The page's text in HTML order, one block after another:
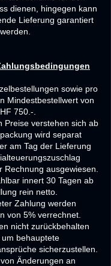
dienen, hingegen kann
Lieferung garantiert
werden.
sowie pro
Mindestbestellwert von
750.-.
Preise verstehen sich ab
wird separat
am Tag der Lieferung
Rechnung ausgewiesen.
innert 30 Tagen ab
rein netto.
Zahlung werden
von 5% verrechnet.
nicht zurückbehalten
behauptete
sicherzustellen.
Änderungen an